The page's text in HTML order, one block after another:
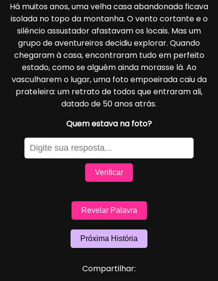
Há muitos anos, uma velha casa abandonada ficava
isolada no topo da montanha. O vento cortante e o
silêncio assustador afastavam os locais. Mas um
grupo de aventureiros decidiu explorar. Quando
chegaram à casa, encontraram tudo em perfeito
estado, como se alguém ainda morasse lá. Ao
vasculharem o lugar, uma foto empoeirada caiu da
prateleira: um retrato de todos que entraram ali,
datado de 50 anos atrás.
Quem estava na foto?
Verificar
Revelar Palavra
Próxima História
Compartilhar: